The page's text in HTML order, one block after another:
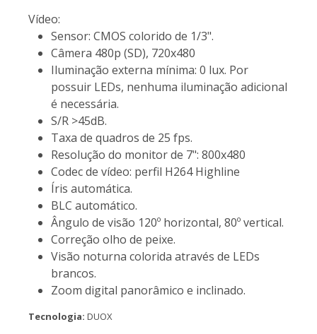
Vídeo:
Sensor: CMOS colorido de 1/3".
Câmera 480p (SD), 720x480
Iluminação externa mínima: 0 lux. Por
possuir LEDs, nenhuma iluminação adicional
é necessária.
S/R >45dB.
Taxa de quadros de 25 fps.
Resolução do monitor de 7": 800x480
Codec de vídeo: perfil H264 Highline
Íris automática.
BLC automático.
Ângulo de visão 120º horizontal, 80º vertical.
Correção olho de peixe.
Visão noturna colorida através de LEDs
brancos.
Zoom digital panorâmico e inclinado.
Tecnologia: DUOX